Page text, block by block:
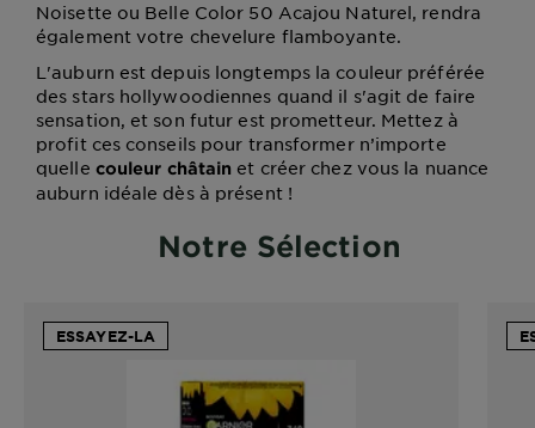
Noisette ou Belle Color 50 Acajou Naturel, rendra
également votre chevelure flamboyante.
L'auburn est depuis longtemps la couleur préférée
des stars hollywoodiennes quand il s'agit de faire
sensation, et son futur est prometteur. Mettez à
profit ces conseils pour transformer n’importe
quelle couleur châtain et créer chez vous la nuance
auburn idéale dès à présent !
Notre Sélection
ESSAYEZ-LA